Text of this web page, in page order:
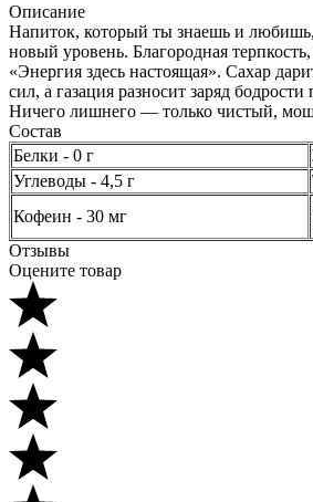
Описание
Напиток, который ты знаешь и
новый уровень. Благородная
«Энергия здесь настоящая». Сахар
сил, а газация разносит заряд
Ничего лишнего — только чистый,
Состав
Белки - 0 г
Углеводы - 4,5 г
Кофеин - 30 мг
Отзывы
Оцените товар